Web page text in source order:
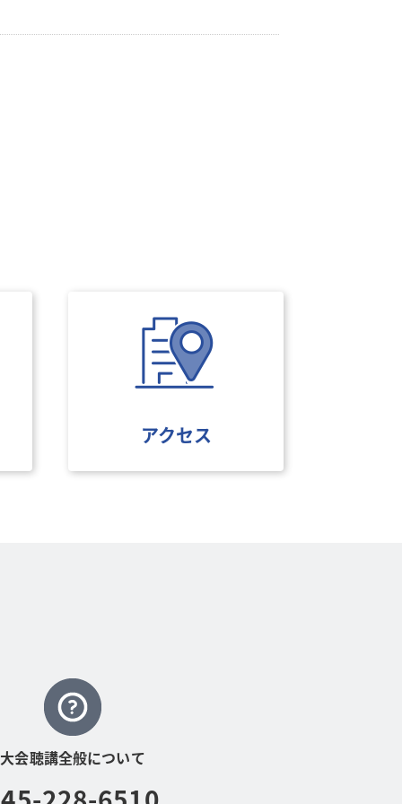
アクセス
大会聴講全般について